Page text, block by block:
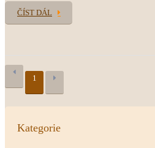
ČÍST DÁL
1
Kategorie